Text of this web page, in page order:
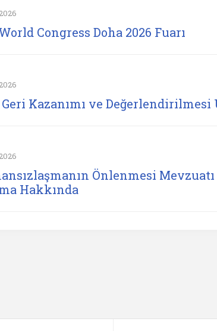
Congress Doha 2026 Fuarı
Geri Kazanımı ve Değerlendirilmesi
Önlenmesi
Hakkında